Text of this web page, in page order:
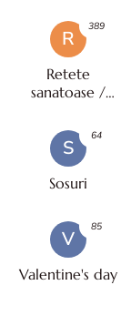
R
Retete
sanatoase /
389
S
Sosuri
64
V
Valentine's day
85